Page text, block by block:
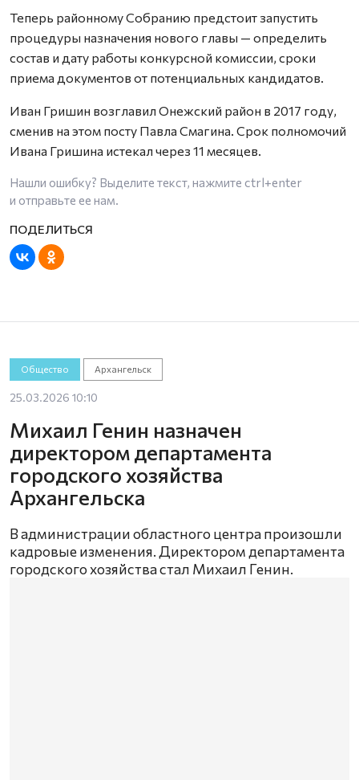
Теперь районному Собранию предстоит запустить
процедуры назначения нового главы — определить
состав и дату работы конкурсной комиссии, сроки
приема документов от потенциальных кандидатов.
Иван Гришин возглавил Онежский район в 2017 году,
сменив на этом посту Павла Смагина. Срок полномочий
Ивана Гришина истекал через 11 месяцев.
Нашли ошибку? Выделите текст, нажмите ctrl+enter
и отправьте ее нам.
Общество Архангельск
25.03.2026 10:10
Михаил Генин назначен
директором департамента
городского хозяйства
Архангельска
В администрации областного центра произошли
кадровые изменения. Директором департамента
городского хозяйства стал Михаил Генин.